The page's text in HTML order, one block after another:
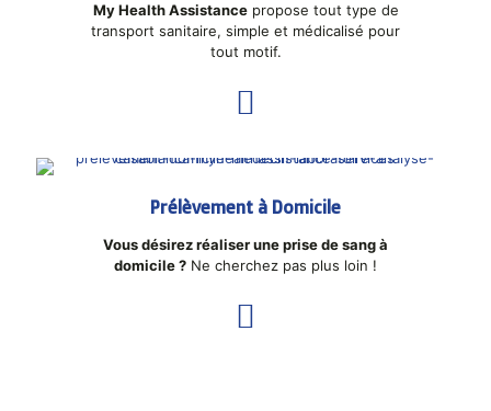
My Health Assistancepropose tout type de
transport sanitaire, simple et médicalisé pour
tout motif.
Prélèvement à Domicile
Vous désirez réaliser une prise de sang à
domicile ? Ne cherchez pas plus loin !